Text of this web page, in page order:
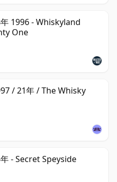
1996 - Whiskyland
One
/ 21年 / The Whisky
- Secret Speyside